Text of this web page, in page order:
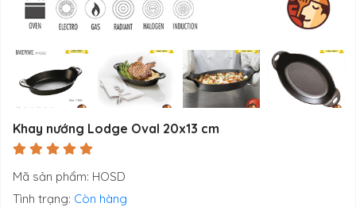
Khay nướng Lodge Oval 20x13 cm
Mã sản phẩm: HOSD
Tình trạng: Còn hàng